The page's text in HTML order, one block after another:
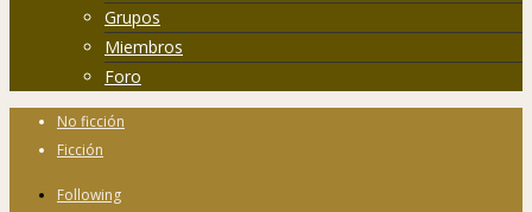
Grupos
Miembros
Foro
No ficción
Ficción
Following